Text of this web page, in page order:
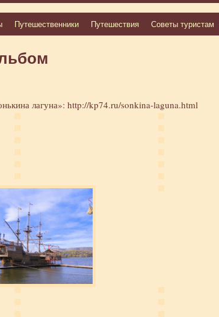
Путешественники Путешествия Советы туристам
лагуна»: http://kp74.ru/sonkina-laguna.html